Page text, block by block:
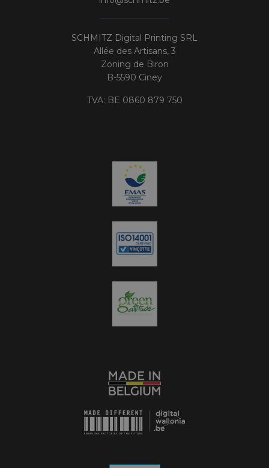
SCHMITZ Digital Printing SRL
Allée des Artisans, 3
Zoning de Biron
B-5590 Ciney
TVA: BE 0860 879 750